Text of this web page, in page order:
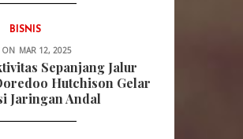
BISNIS
ON MAR 12, 2025
Sepanjang Jalur
Hutchison Gelar
Jaringan Andal